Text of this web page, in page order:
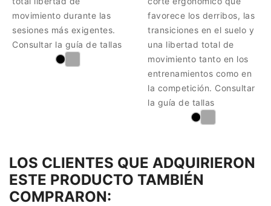
movimiento durante las
sesiones más exigentes.
Consultar la guía de tallas
favorece los derribos, las
transiciones en el suelo y
una libertad total de
movimiento tanto en los
entrenamientos como en
la competición. Consultar
la guía de tallas
LOS CLIENTES QUE ADQUIRIERON
ESTE PRODUCTO TAMBIÉN
COMPRARON: